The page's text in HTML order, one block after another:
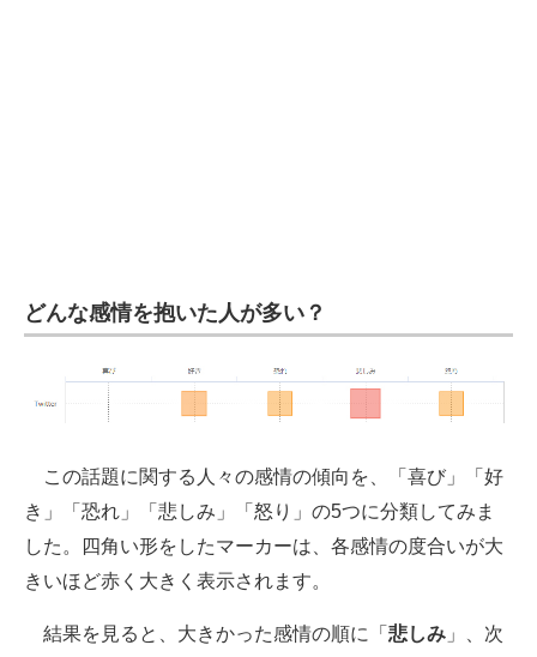
どんな感情を抱いた人が多い？
この話題に関する人々の感情の傾向を、「喜び」「好
き」「恐れ」「悲しみ」「怒り」の5つに分類してみま
した。四角い形をしたマーカーは、各感情の度合いが大
きいほど赤く大きく表示されます。
結果を見ると、大きかった感情の順に「 悲しみ 」、次